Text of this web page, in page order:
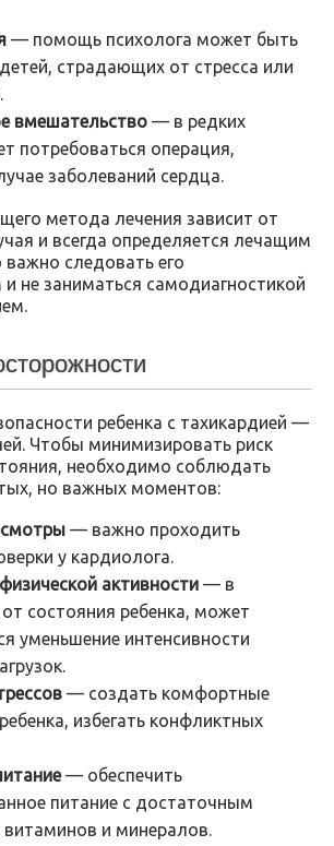
— помощь психолога может быть
страдающих от стресса или
вмешательство — в редких
потребоваться операция,
заболеваний сердца.
метода лечения зависит от
и всегда определяется лечащим
следовать его
не заниматься самодиагностикой
ребенка с тахикардией —
Чтобы минимизировать риск
необходимо соблюдать
но важных моментов:
— важно проходить
у кардиолога.
активности — в
состояния ребенка, может
уменьшение интенсивности
— создать комфортные
избегать конфликтных
— обеспечить
питание с достаточным
и минералов.